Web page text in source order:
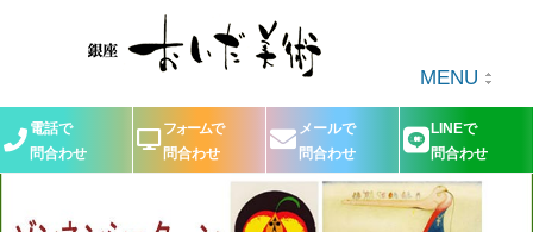
MENU
電話で
問合わせ
フォームで
問合わせ
メールで
問合わせ
LINEで
問合わせ